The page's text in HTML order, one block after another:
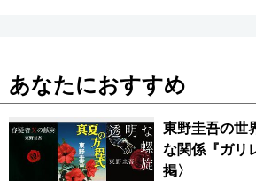
あなたにおすすめ
東野圭吾の世
な関係『ガリ
掲〉